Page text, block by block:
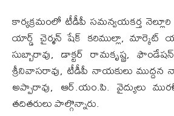
కార్యక్రమంలో టీడీపీ సమన్వయకర్త
యార్డ్ చైర్మన్ షేక్ కరిముల్లా, మార్కెట్
సుబ్బారావు, డాక్టర్ రామకృష్ణ,
శ్రీనివాసరావు, టీడీపీ నాయకులు ముద్దన
అప్పారావు, ఆర్.యం.పి. వైద్యులు
తదితరులు పాల్గొన్నారు.